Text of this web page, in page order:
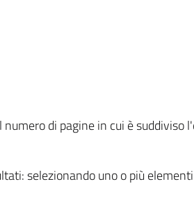
di pagine in cui è suddiviso
selezionando uno o più